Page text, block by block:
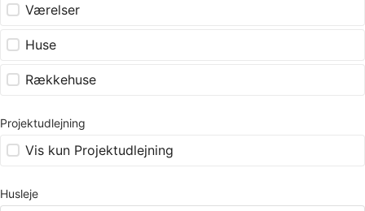
Værelser
Huse
Rækkehuse
Projektudlejning
Vis kun Projektudlejning
Husleje